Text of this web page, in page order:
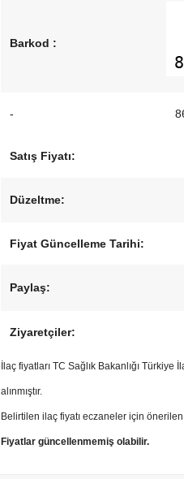
Barkod :
8
-
Satış Fiyatı:
Düzeltme:
Fiyat Güncelleme Tarihi:
Paylaş:
Ziyaretçiler:
İlaç fiyatları TC Sağlık Bakanlığı
alınmıştır.
Belirtilen ilaç fiyatı eczaneler için
Fiyatlar güncellenmemiş olabilir.